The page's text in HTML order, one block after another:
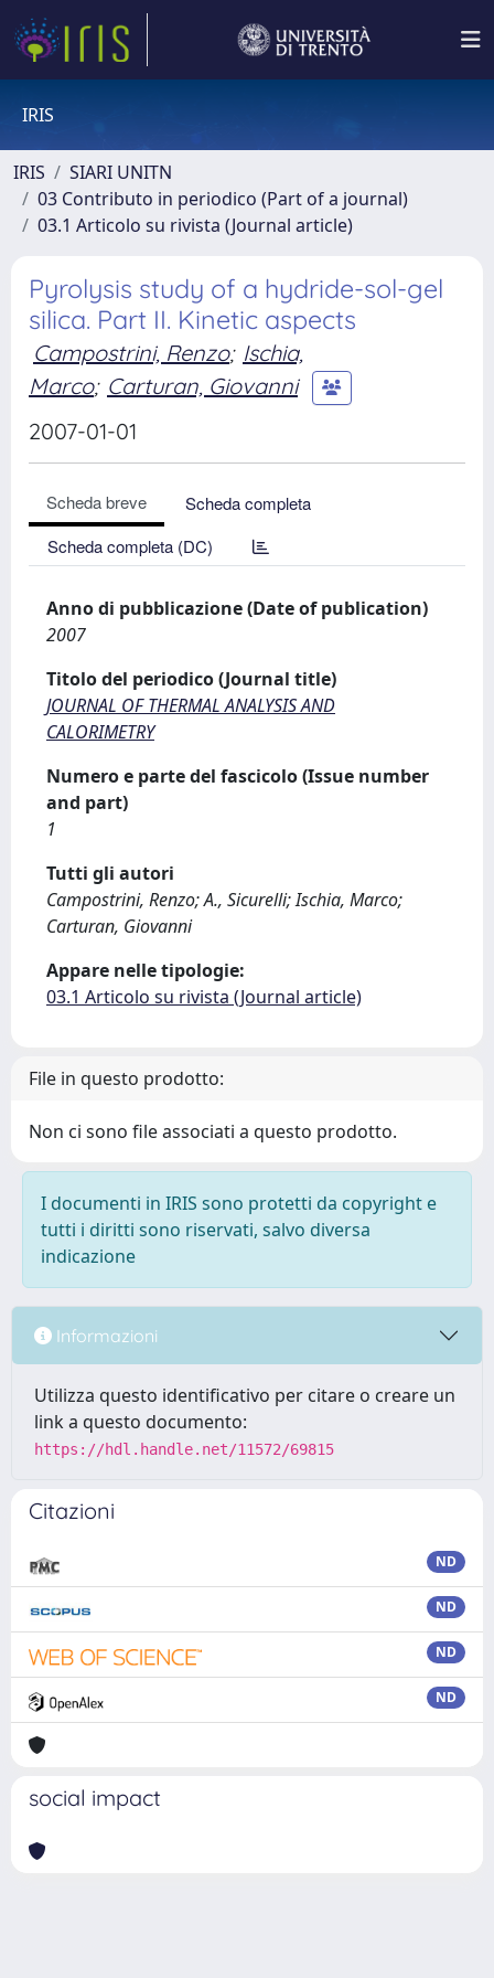
IRIS
IRIS
SIARI UNITN
03 Contributo in periodico (Part of a journal)
03.1 Articolo su rivista (Journal article)
Pyrolysis study of a hydride-sol-gel
silica. Part II. Kinetic aspects
Campostrini, Renzo; Ischia,
Marco; Carturan, Giovanni
2007-01-01
Scheda breve
Scheda completa
Scheda completa (DC)
Anno di pubblicazione (Date of publication)
2007
Titolo del periodico (Journal title)
JOURNAL OF THERMAL ANALYSIS AND
CALORIMETRY
Numero e parte del fascicolo (Issue number
and part)
1
Tutti gli autori
Campostrini, Renzo; A., Sicurelli; Ischia, Marco;
Carturan, Giovanni
Appare nelle tipologie:
03.1 Articolo su rivista (Journal article)
File in questo prodotto:
Non ci sono file associati a questo prodotto.
I documenti in IRIS sono protetti da copyright e
tutti i diritti sono riservati, salvo diversa
indicazione
Informazioni
Utilizza questo identificativo per citare o creare un
link a questo documento:
https://hdl.handle.net/11572/69815
Citazioni
ND
ND
ND
ND
social impact